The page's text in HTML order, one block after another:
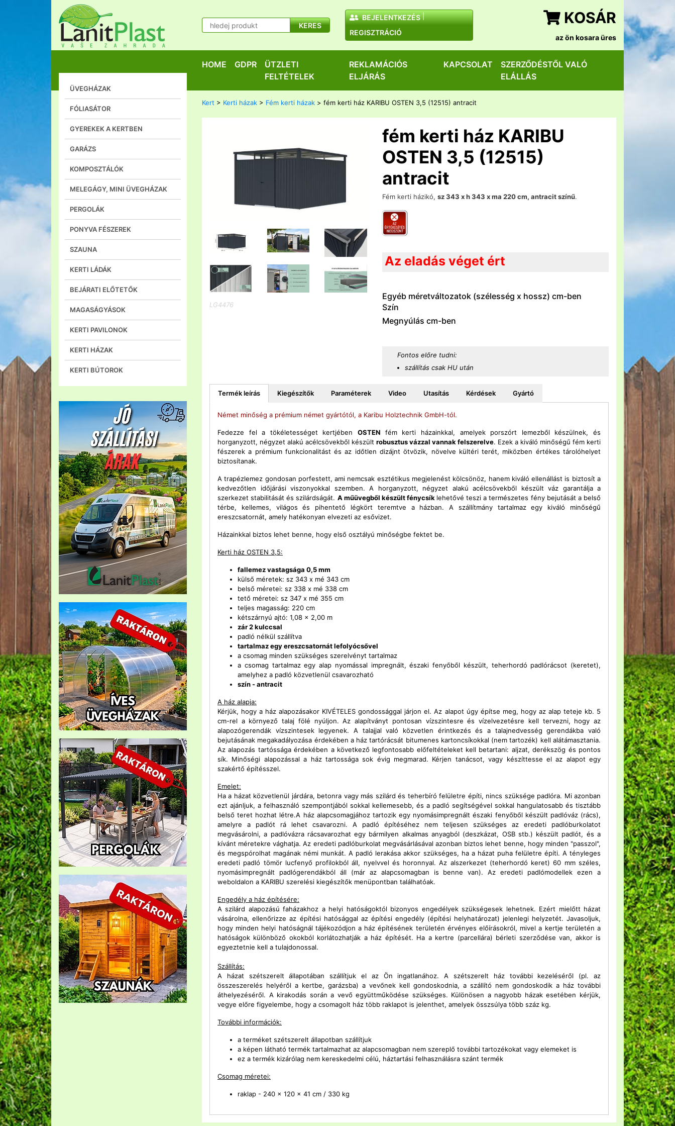
KERES
BEJELENTKEZÉS
REGISZTRÁCIÓ
KOSÁR
az ön kosara üres
HOME GDPR
ÜTZLETI
FELTÉTELEK
REKLAMÁCIÓS
ELJÁRÁS
KAPCSOLAT
SZERZŐDÉSTŐL VALÓ
ELÁLLÁS
ÜVEGHÁZAK
FÓLIASÁTOR
GYEREKEK A KERTBEN
GARÁZS
KOMPOSZTÁLÓK
MELEGÁGY, MINI ÜVEGHÁZAK
PERGOLÁK
PONYVA FÉSZEREK
SZAUNA
KERTI LÁDÁK
BEJÁRATI ELŐTETŐK
MAGASÁGYÁSOK
KERTI PAVILONOK
KERTI HÁZAK
KERTI BÚTOROK
Kert > Kerti házak > Fém kerti házak > fém kerti ház KARIBU OSTEN 3,5 (12515) antracit
LG4476
fém kerti ház KARIBU
OSTEN 3,5 (12515)
antracit
Fém kerti házikó, sz 343 x h 343 x ma 220 cm, antracit színű.
Az eladás véget ért
Egyéb méretváltozatok (szélesség x hossz) cm-ben
Szín
Megnyúlás cm-ben
Fontos előre tudni:
szállítás csak HU után
Termék leírás Kiegészítők Paraméterek Video Utasítás Kérdések Gyártó
Német minőség a prémium német gyártótól, a Karibu Holztechnik GmbH-tól.
Fedezze fel a tökéletességet kertjébenOSTEN fém kerti házainkkal, amelyek porszórt lemezből készülnek, és
horganyzott, négyzet alakú acélcsövekből készült robusztus vázzal vannak felszerelve. Ezek a kiváló minőségű fém kerti
fészerek a prémium funkcionalitást és az időtlen dizájnt ötvözik, növelve kültéri terét, miközben értékes tárolóhelyet
biztosítanak.
A trapézlemez gondosan porfestett, ami nemcsak esztétikus megjelenést kölcsönöz, hanem kiváló ellenállást is biztosít a
kedvezőtlen időjárási viszonyokkal szemben. A horganyzott, négyzet alakú acélcsövekből készült váz garantálja a
szerkezet stabilitását és szilárdságát. A műüvegből készült fénycsík lehetővé teszi a természetes fény bejutását a belső
térbe, kellemes, világos és pihentető légkört teremtve a házban. A szállítmány tartalmaz egy kiváló minőségű
ereszcsatornát, amely hatékonyan elvezeti az esővizet.
Házainkkal biztos lehet benne, hogy első osztályú minőségbe fektet be.
Kerti ház OSTEN 3,5:
fallemez vastagsága 0,5 mm
külső méretek: sz 343 x mé 343 cm
belső méretei: sz 338 x mé 338 cm
tető méretei: sz 347 x mé 355 cm
teljes magasság: 220 cm
kétszárnyú ajtó: 1,08 x 2,00 m
zár 2 kulccsal
padló nélkül szállítva
tartalmaz egy ereszcsatornát lefolyócsővel
a csomag minden szükséges szerelvényt tartalmaz
a csomag tartalmaz egy alap nyomással impregnált, északi fenyőből készült, teherhordó padlórácsot (keretet),
amelyhez a padló közvetlenül csavarozható
szín - antracit
A ház alapja:
Kérjük, hogy a ház alapozásakor KIVÉTELES gondossággal járjon el. Az alapot úgy építse meg, hogy az alap teteje kb. 5
cm-rel a környező talaj fölé nyúljon. Az alapítványt pontosan vízszintesre és vízelvezetésre kell tervezni, hogy az
alapozógerendák vízszintesek legyenek. A talajjal való közvetlen érintkezés és a talajnedvesség gerendákba való
bejutásának megakadályozása érdekében a ház tartórácsát bitumenes kartoncsíkokkal (nem tartozék) kell alátámasztania.
Az alapozás tartóssága érdekében a következő legfontosabb előfeltételeket kell betartani: aljzat, derékszög és pontos
sík. Minőségi alapozással a ház tartossága sok évig megmarad. Kérjen tanácsot, vagy készíttesse el az alapot egy
szakértő építésszel.
Emelet:
Ha a házat közvetlenül járdára, betonra vagy más szilárd és teherbíró felületre építi, nincs szüksége padlóra. Mi azonban
ezt ajánljuk, a felhasználó szempontjából sokkal kellemesebb, és a padló segítségével sokkal hangulatosabb és tisztább
belső teret hozhat létre.A ház alapcsomagjához tartozik egy nyomásimpregnált északi fenyőből készült padlóváz (rács),
amelyre a padlót rá lehet csavarozni. A padló építéséhez nem teljesen szükséges az eredeti padlóburkolatot
megvásárolni, a padlóvázra rácsavarozhat egy bármilyen alkalmas anyagból (deszkázat, OSB stb.) készült padlót, és a
kívánt méretekre vághatja. Az eredeti padlóburkolat megvásárlásával azonban biztos lehet benne, hogy minden "passzol",
és megspórolhat magának némi munkát. A padló lerakása akkor szükséges, ha a házat puha felületre építi. A tényleges
eredeti padló tömör lucfenyő profilokból áll, nyelvvel és horonnyal. Az alszerkezet (teherhordó keret) 60 mm széles,
nyomásimpregnált padlógerendákból áll (már az alapcsomagban is benne van). Az eredeti padlómodellek ezen a
weboldalon a KARIBU szerelési kiegészítők menüpontban találhatóak.
Engedély a ház építésére:
A szilárd alapozású faházakhoz a helyi hatóságoktól bizonyos engedélyek szükségesek lehetnek. Ezért mielőtt házat
vásárolna, ellenőrizze az építési hatósággal az építési engedély (építési helyhatározat) jelenlegi helyzetét. Javasoljuk,
hogy minden helyi hatóságnál tájékozódjon a ház építésének területén érvényes előírásokról, mivel a kertje területén a
hatóságok különböző okokból korlátozhatják a ház építését. Ha a kertre (parcellára) bérleti szerződése van, akkor is
egyeztetnie kell a tulajdonossal.
Szállítás:
A házat szétszerelt állapotában szállítjuk el az Ön ingatlanához. A szétszerelt ház további kezeléséről (pl. az
összeszerelés helyéről a kertbe, garázsba) a vevőnek kell gondoskodnia, a szállító nem gondoskodik a ház további
áthelyezéséről. A kirakodás során a vevő együttműködése szükséges. Különösen a nagyobb házak esetében kérjük,
vegye előre figyelembe, hogy a csomagolt ház több raklapot is jelenthet, amelyek összsúlya több száz kg.
További információk:
a terméket szétszerelt állapotban szállítjuk
a képen látható termék tartalmazhat az alapcsomagban nem szereplő további tartozékokat vagy elemeket is
ez a termék kizárólag nem kereskedelmi célú, háztartási felhasználásra szánt termék
Csomag méretei:
raklap - 240 x 120 x 41 cm / 330 kg